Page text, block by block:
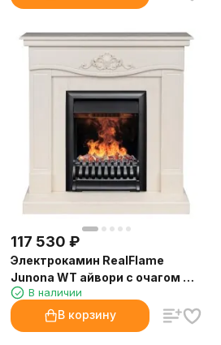
117 530 ₽
Электрокамин RealFlame
Junona WT айвори с очагом 3D
Oregan
В наличии
В корзину